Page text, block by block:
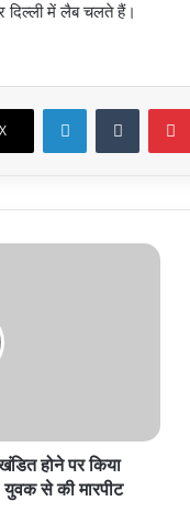
दिल्ली में लैब चलते हैं।
X
LinkedInTumblr
होने पर किया
से की मारपीट